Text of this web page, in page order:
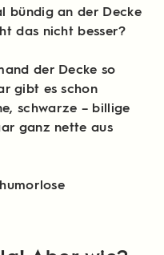
bündig an der Decke
das nicht besser?
der Decke so
gibt es schon
schwarze – billige
ganz nette aus